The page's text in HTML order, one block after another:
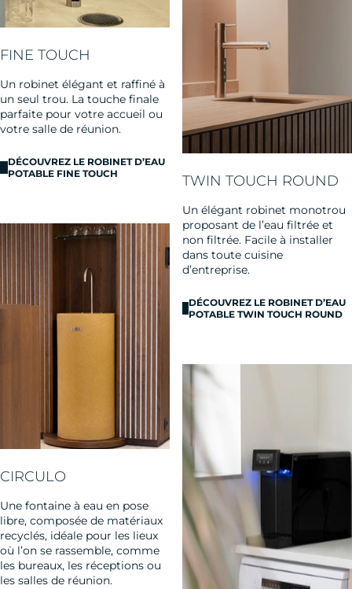
FINE TOUCH
Un robinet élégant et raffiné à
un seul trou. La touche finale
parfaite pour votre accueil ou
votre salle de réunion.
DÉCOUVREZ LE ROBINET D’EAU
POTABLE FINE TOUCH
TWIN TOUCH ROUND
Un élégant robinet monotrou
proposant de l’eau filtrée et
non filtrée. Facile à installer
dans toute cuisine
d’entreprise.
DÉCOUVREZ LE ROBINET D’EAU
POTABLE TWIN TOUCH ROUND
CIRCULO
Une fontaine à eau en pose
libre, composée de matériaux
recyclés, idéale pour les lieux
où l’on se rassemble, comme
les bureaux, les réceptions ou
les salles de réunion.